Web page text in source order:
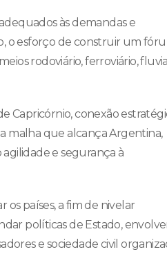
às demandas e
o esforço de construir um
rodoviário, ferroviário,
Capricórnio, conexão
malha que alcança Argentina,
e segurança à
países, a fim de nivelar
políticas de Estado,
e sociedade civil